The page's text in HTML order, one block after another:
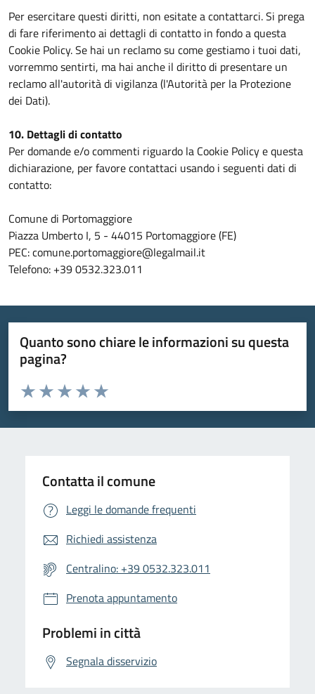
Per esercitare questi diritti, non esitate a contattarci. Si prega
di fare riferimento ai dettagli di contatto in fondo a questa
Cookie Policy. Se hai un reclamo su come gestiamo i tuoi dati,
vorremmo sentirti, ma hai anche il diritto di presentare un
reclamo all'autorità di vigilanza (l'Autorità per la Protezione
dei Dati).
10. Dettagli di contatto
Per domande e/o commenti riguardo la Cookie Policy e questa
dichiarazione, per favore contattaci usando i seguenti dati di
contatto:
Comune di Portomaggiore
Piazza Umberto I, 5 - 44015 Portomaggiore (FE)
PEC: comune.portomaggiore@legalmail.it
Telefono: +39 0532.323.011
Quanto sono chiare le informazioni su questa
pagina?
Valuta da 1 a 5 stelle la pagina
Valuta 5 stelle su 5
Valuta 4 stelle su 5
Valuta 3 stelle su 5
Valuta 2 stelle su 5
Valuta 1 stelle su 5
Contatta il comune
Leggi le domande frequenti
Richiedi assistenza
Centralino: +39 0532.323.011
Prenota appuntamento
Problemi in città
Segnala disservizio